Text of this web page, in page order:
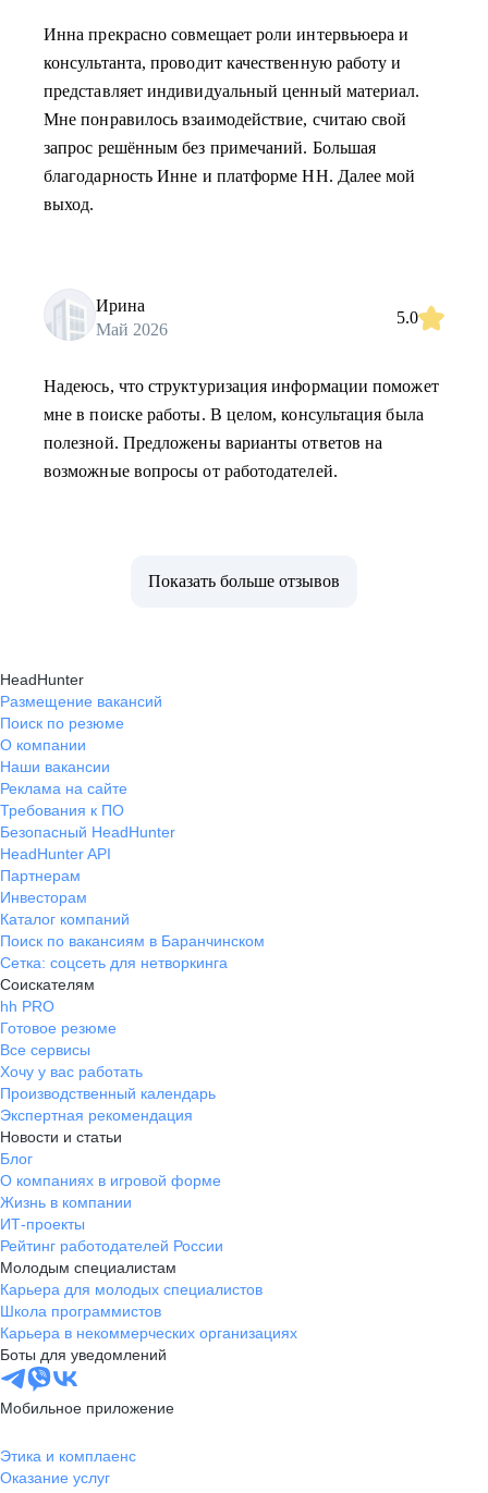
Инна прекрасно совмещает роли интервьюера и
консультанта, проводит качественную работу и
представляет индивидуальный ценный материал.
Мне понравилось взаимодействие, считаю свой
запрос решённым без примечаний. Большая
благодарность Инне и платформе НН. Далее мой
выход.
Ирина
Май 2026
5.0
Надеюсь, что структуризация информации поможет
мне в поиске работы. В целом, консультация была
полезной. Предложены варианты ответов на
возможные вопросы от работодателей.
Показать больше отзывов
HeadHunter
Размещение вакансий
Поиск по резюме
О компании
Наши вакансии
Реклама на сайте
Требования к ПО
Безопасный HeadHunter
HeadHunter API
Партнерам
Инвесторам
Каталог компаний
Поиск по вакансиям в Баранчинском
Сетка: соцсеть для нетворкинга
Соискателям
hh PRO
Готовое резюме
Все сервисы
Хочу у вас работать
Производственный календарь
Экспертная рекомендация
Новости и статьи
Блог
О компаниях в игровой форме
Жизнь в компании
ИТ-проекты
Рейтинг работодателей России
Молодым специалистам
Карьера для молодых специалистов
Школа программистов
Карьера в некоммерческих организациях
Боты для уведомлений
Мобильное приложение
Этика и комплаенс
Оказание услуг